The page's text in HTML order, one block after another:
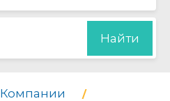
Найти
Компании